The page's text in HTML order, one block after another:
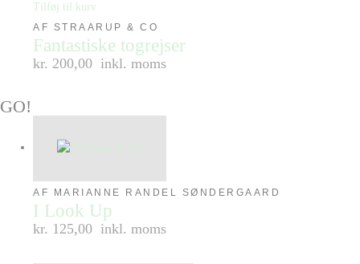
Tilføj til kurv
AF STRAARUP & CO
Fantastiske togrejser
kr. 200,00 inkl. moms
GO!
AF MARIANNE RANDEL SØNDERGAARD
I Look Up
kr. 125,00 inkl. moms